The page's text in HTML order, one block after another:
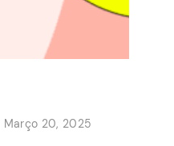
Março 20, 2025